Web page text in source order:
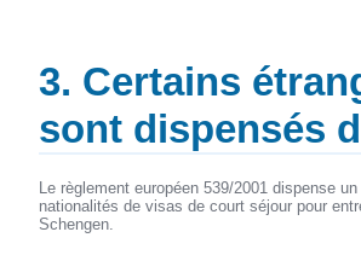
3. Certains
sont dispensés
Le règlement européen 539/2001 dispense
nationalités de visas de court séjour pour
Schengen.